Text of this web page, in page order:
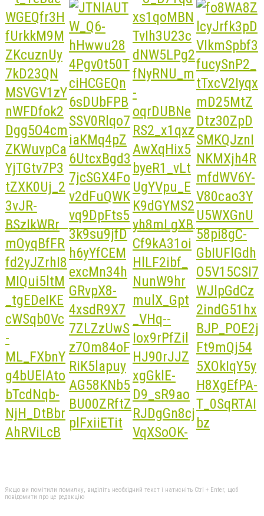
Якщо ви помітили помилку, виділіть необхідний текст і натисніть Ctrl + Enter, щоб
повідомити про це редакцію